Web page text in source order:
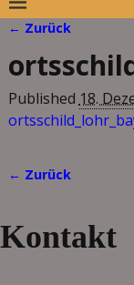
← Zurück
Published 18.
← Zurück
Kontakt